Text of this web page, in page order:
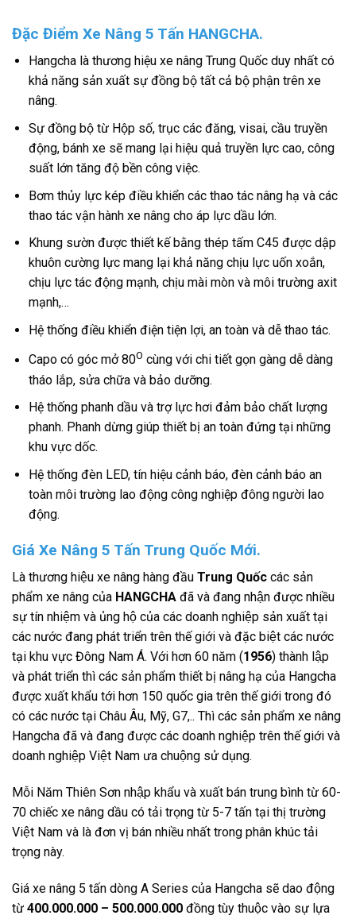
Đặc Điểm Xe Nâng 5 Tấn HANGCHA.
Hangcha là thương hiệu xe nâng Trung Quốc duy nhất có
khả năng sản xuất sự đồng bộ tất cả bộ phận trên xe
nâng.
Sự đồng bộ từ Hộp số, trục các đăng, visai, cầu truyền
động, bánh xe sẽ mang lại hiệu quả truyền lực cao, công
suất lớn tăng độ bền công việc.
Bơm thủy lực kép điều khiển các thao tác nâng hạ và các
thao tác vận hành xe nâng cho áp lực dầu lớn.
Khung sườn được thiết kế bằng thép tấm C45 được dập
khuôn cường lực mang lại khả năng chịu lực uốn xoắn,
chịu lực tác động mạnh, chịu mài mòn và môi trường axit
mạnh,…
Hệ thống điều khiển điện tiện lợi, an toàn và dễ thao tác.
Capo có góc mở 80O cùng với chi tiết gọn gàng dễ dàng
tháo lắp, sửa chữa và bảo dưỡng.
Hệ thống phanh dầu và trợ lực hơi đảm bảo chất lượng
phanh. Phanh dừng giúp thiết bị an toàn đứng tại những
khu vực dốc.
Hệ thống đèn LED, tín hiệu cảnh báo, đèn cảnh báo an
toàn môi trường lao động công nghiệp đông người lao
động.
Giá Xe Nâng 5 Tấn Trung Quốc Mới.
Là thương hiệu xe nâng hàng đầu Trung Quốc các sản
phẩm xe nâng của HANGCHA đã và đang nhận được nhiều
sự tín nhiệm và ủng hộ của các doanh nghiệp sản xuất tại
các nước đang phát triển trên thế giới và đặc biệt các nước
tại khu vực Đông Nam Á. Với hơn 60 năm (1956) thành lập
và phát triển thì các sản phẩm thiết bị nâng hạ của Hangcha
được xuất khẩu tới hơn 150 quốc gia trên thế giới trong đó
có các nước tại Châu Âu, Mỹ, G7,.. Thì các sản phẩm xe nâng
Hangcha đã và đang được các doanh nghiệp trên thế giới và
doanh nghiệp Việt Nam ưa chuộng sử dụng.
Mỗi Năm Thiên Sơn nhập khẩu và xuất bán trung bình từ 60-
70 chiếc xe nâng dầu có tải trọng từ 5-7 tấn tại thị trường
Việt Nam và là đơn vị bán nhiều nhất trong phân khúc tải
trọng này.
Giá xe nâng 5 tấn dòng A Series của Hangcha sẽ dao động
từ 400.000.000 – 500.000.000 đồng tùy thuộc vào sự lựa